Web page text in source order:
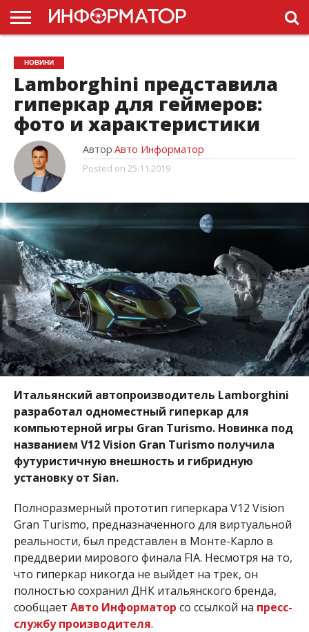
ГОЛОВНА
НОВИНИ
ПДР
УКРАЇНИ
РЕКЛАМА
ПРОЕКТЫ
НОВИНИ
Lamborghini представила
гиперкар для геймеров:
фото и характеристики
Автор Авто Информатор
Posted on 25.11.2019
Итальянский автопроизводитель Lamborghini
разработал одноместный гиперкар для
компьютерной игры Gran Turismo. Новинка под
названием V12 Vision Gran Turismo получила
футуристичную внешность и гибридную
установку от Sian.
Полноразмерный прототип гиперкара V12 Vision
Gran Turismo, предназначенного для виртуальной
реальности, был представлен в Монте-Карло в
преддверии мирового финала FIA. Несмотря на то,
что гиперкар никогда не выйдет на трек, он
полностью сохранил ДНК итальянского бренда,
сообщает Авто Информатор со ссылкой на пресс-
службу производителя.